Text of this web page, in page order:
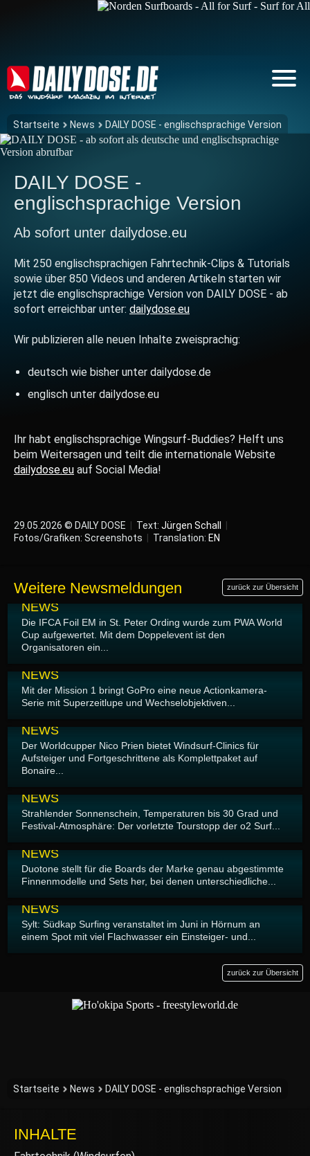
Startseite News DAILY DOSE - englischsprachige Version
DAILY DOSE -
englischsprachige Version
Ab sofort unter dailydose.eu
Mit 250 englischsprachigen Fahrtechnik-Clips & Tutorials
sowie über 850 Videos und anderen Artikeln starten wir
jetzt die englischsprachige Version von DAILY DOSE - ab
sofort erreichbar unter: dailydose.eu
Wir publizieren alle neuen Inhalte zweisprachig:
deutsch wie bisher unter dailydose.de
englisch unter dailydose.eu
Ihr habt englischsprachige Wingsurf-Buddies? Helft uns
beim Weitersagen und teilt die internationale Website
dailydose.eu auf Social Media!
29.05.2026 © DAILY DOSE Text: Jürgen Schall
Fotos/Grafiken: Screenshots
Translation: EN
Weitere Newsmeldungen zurück zur Übersicht
01.06.2026
NEWS
Die IFCA Foil EM in St. Peter Ording wurde zum PWA World
Cup aufgewertet. Mit dem Doppelevent ist den
Organisatoren ein...
NEWS
Mit der Mission 1 bringt GoPro eine neue Actionkamera-
Serie mit Superzeitlupe und Wechselobjektiven...
NEWS
Der Worldcupper Nico Prien bietet Windsurf-Clinics für
Aufsteiger und Fortgeschrittene als Komplettpaket auf
Bonaire...
NEWS
Strahlender Sonnenschein, Temperaturen bis 30 Grad und
Festival-Atmosphäre: Der vorletzte Tourstopp der o2 Surf...
NEWS
Duotone stellt für die Boards der Marke genau abgestimmte
Finnenmodelle und Sets her, bei denen unterschiedliche...
NEWS
Sylt: Südkap Surfing veranstaltet im Juni in Hörnum an
einem Spot mit viel Flachwasser ein Einsteiger- und...
zurück zur Übersicht
Startseite News DAILY DOSE - englischsprachige Version
INHALTE